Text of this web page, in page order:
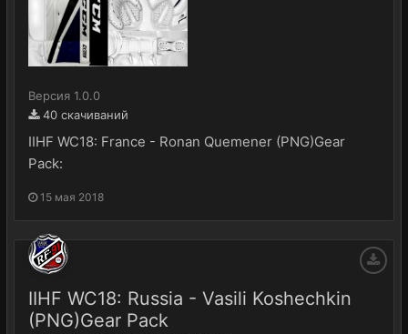
Версия 1.0.0
40 скачиваний
IIHF WC18: France - Ronan Quemener (PNG)Gear
Pack:
15 мая 2018
IIHF WC18: Russia - Vasili Koshechkin
(PNG)Gear Pack